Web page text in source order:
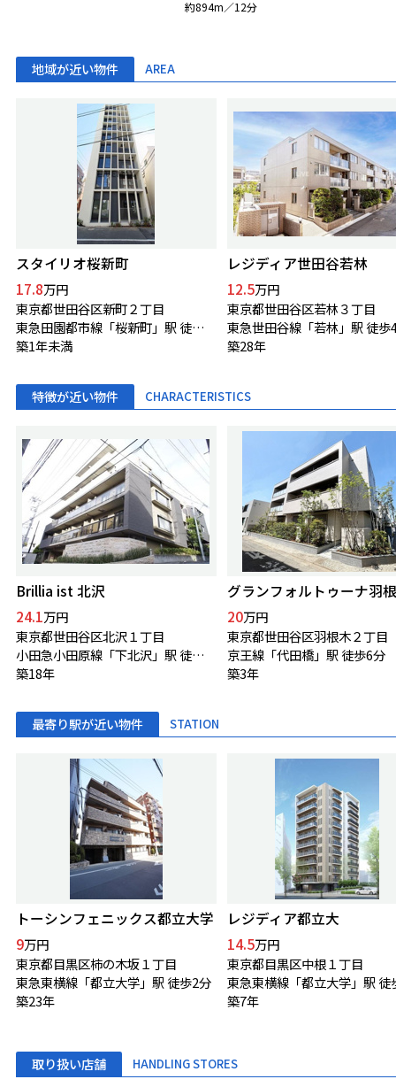
約894m／12分
地域が近い物件 AREA
スタイリオ桜新町
17.8万円
東京都世田谷区新町２丁目
東急田園都市線「桜新町」駅 徒歩6分
築1年未満
レジディア世田谷若林
12.5万円
東京都世田谷区若林３丁目
東急世田谷線「若林」駅 徒歩
築28年
特徴が近い物件 CHARACTERISTICS
Brillia ist 北沢
24.1万円
東京都世田谷区北沢１丁目
小田急小田原線「下北沢」駅 徒歩5分
築18年
グランフォルトゥーナ羽
20万円
東京都世田谷区羽根木２丁目
京王線「代田橋」駅 徒歩6分
築3年
最寄り駅が近い物件 STATION
トーシンフェニックス都立大学
9万円
東京都目黒区柿の木坂１丁目
東急東横線「都立大学」駅 徒歩2分
築23年
レジディア都立大
14.5万円
東京都目黒区中根１丁目
東急東横線「都立大学」駅 徒
築7年
取り扱い店舗 HANDLING STORES